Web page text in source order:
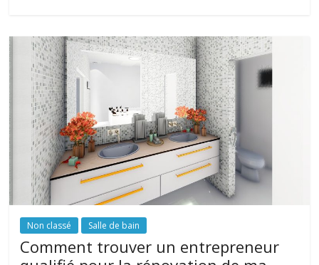
Non classé Salle de bain
Comment trouver un entrepreneur